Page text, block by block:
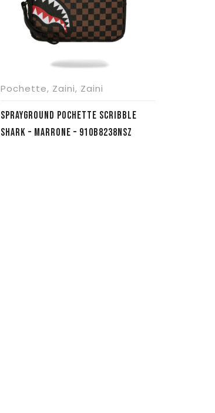
Pochette, Zaini, Zaini
SPRAYGROUND POCHETTE SCRIBBLE
SHARK – MARRONE – 910B8238NSZ